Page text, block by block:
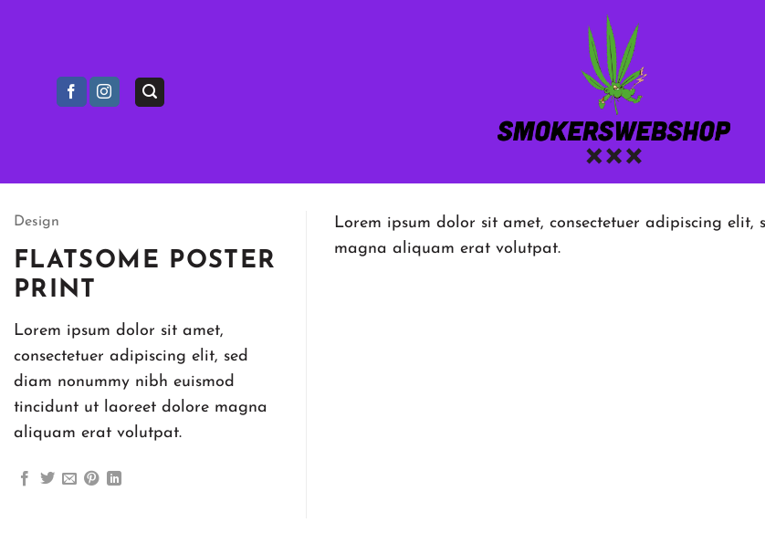
Design
FLATSOME POSTER
PRINT
Lorem ipsum dolor sit amet,
consectetuer adipiscing elit, sed
diam nonummy nibh euismod
tincidunt ut laoreet dolore magna
aliquam erat volutpat.
Lorem ipsum dolor sit amet, consectetuer adipiscing
magna aliquam erat volutpat.